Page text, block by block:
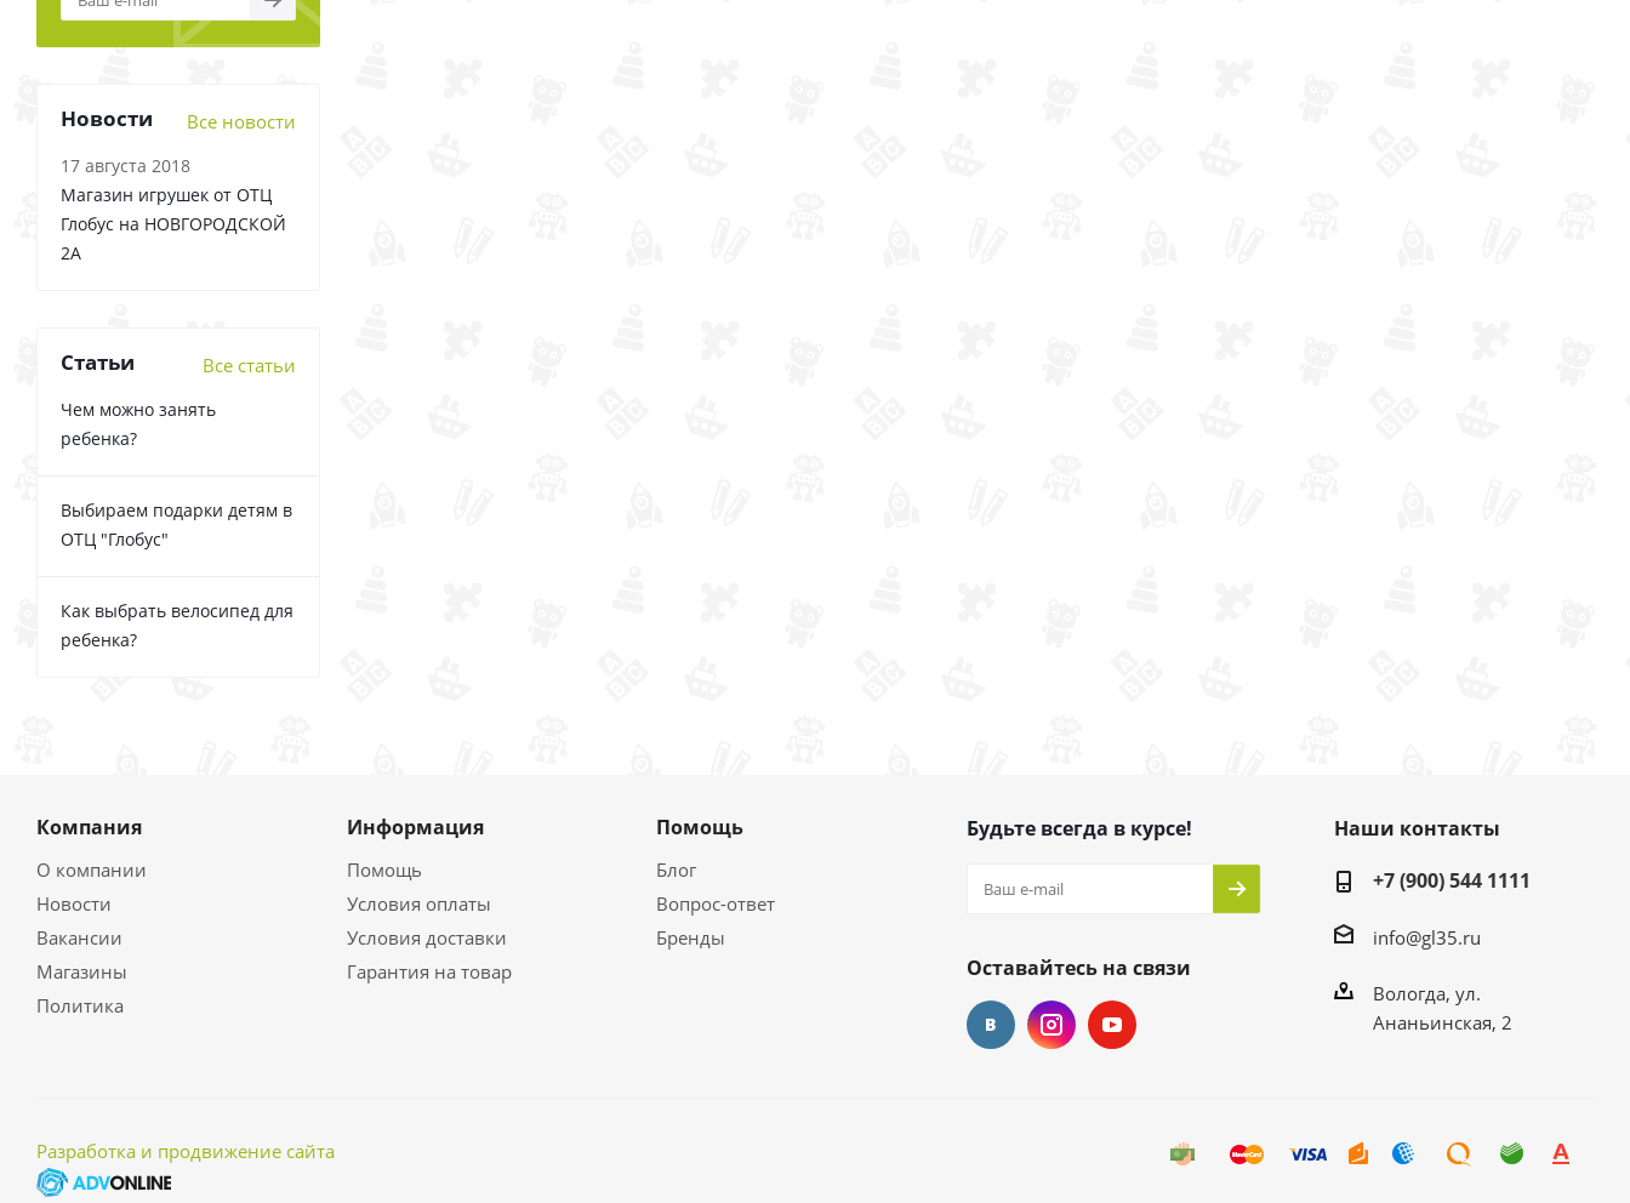
Новости Все новости
17 августа 2018
Магазин игрушек от ОТЦ
Глобус на НОВГОРОДСКОЙ
2А
Статьи Все статьи
Чем можно занять
ребенка?
Выбираем подарки детям в
ОТЦ "Глобус"
Как выбрать велосипед для
ребенка?
Компания
О компании
Новости
Вакансии
Магазины
Политика
Информация
Помощь
Условия оплаты
Условия доставки
Гарантия на товар
Помощь
Блог
Вопрос-ответ
Бренды
Будьте всегда в курсе!
Оставайтесь на связи
Наши контакты
+7 (900) 544 1111
info@gl35.ru
Вологда, ул.
Ананьинская, 2
Разработка и продвижение сайта